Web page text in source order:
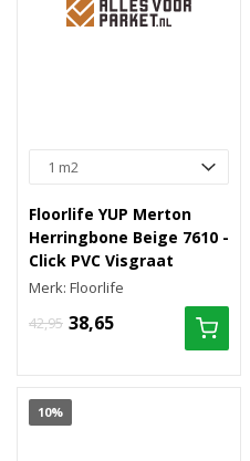
Floorlife YUP Merton
Herringbone Beige 7610 -
Click PVC Visgraat
Merk: Floorlife
42,95 38,65
10%